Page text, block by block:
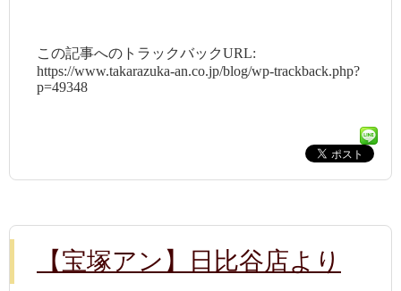
この記事へのトラックバックURL:
https://www.takarazuka-an.co.jp/blog/wp-trackback.php?
p=49348
【宝塚アン】日比谷店より